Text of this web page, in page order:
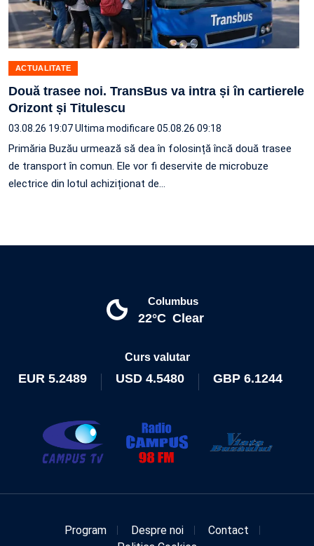
ACTUALITATE
Două trasee noi. TransBus va intra și în cartierele
Orizont și Titulescu
03.08.26 19:07Ultima modificare 05.08.26 09:18
Primăria Buzău urmează să dea în folosință încă două trasee
de transport în comun. Ele vor fi deservite de microbuze
electrice din lotul achiziționat de…
Columbus
22°C Clear
Curs valutar
EUR 5.2489 USD 4.5480 GBP 6.1244
Program Despre noi
Contact